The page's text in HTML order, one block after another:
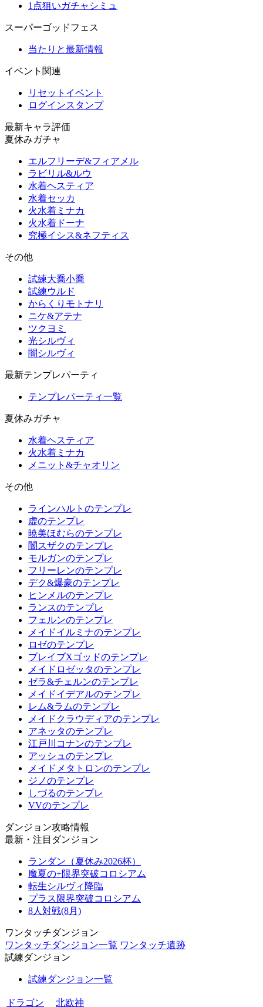
1点狙いガチャシミュ
スーパーゴッドフェス
当たりと最新情報
イベント関連
リセットイベント
ログインスタンプ
最新キャラ評価
夏休みガチャ
エルフリーデ&フィアメル
ラビリル&ルウ
水着ヘスティア
水着セッカ
火水着ミナカ
火水着ドーナ
究極イシス&ネフティス
その他
試練大喬小喬
試練ウルド
からくりモトナリ
ニケ&アテナ
ツクヨミ
光シルヴィ
闇シルヴィ
最新テンプレパーティ
テンプレパーティ一覧
夏休みガチャ
水着ヘスティア
火水着ミナカ
メニット&チャオリン
その他
ラインハルトのテンプレ
虚のテンプレ
暁美ほむらのテンプレ
闇スザクのテンプレ
モルガンのテンプレ
フリーレンのテンプレ
デク&爆豪のテンプレ
ヒンメルのテンプレ
ランスのテンプレ
フェルンのテンプレ
メイドイルミナのテンプレ
ロゼのテンプレ
ブレイブXゴッドのテンプレ
メイドロゼッタのテンプレ
ゼラ&チェルンのテンプレ
メイドイデアルのテンプレ
レム&ラムのテンプレ
メイドクラウディアのテンプレ
アネッタのテンプレ
江戸川コナンのテンプレ
アッシュのテンプレ
メイドメタトロンのテンプレ
ジノのテンプレ
しづるのテンプレ
VVのテンプレ
ダンジョン攻略情報
最新・注目ダンジョン
ランダン（夏休み2026杯）
魔夏の+限界突破コロシアム
転生シルヴィ降臨
プラス限界突破コロシアム
8人対戦(8月)
ワンタッチダンジョン
ワンタッチダンジョン一覧 ワンタッチ遺跡
試練ダンジョン
試練ダンジョン一覧
ドラゴン 北欧神